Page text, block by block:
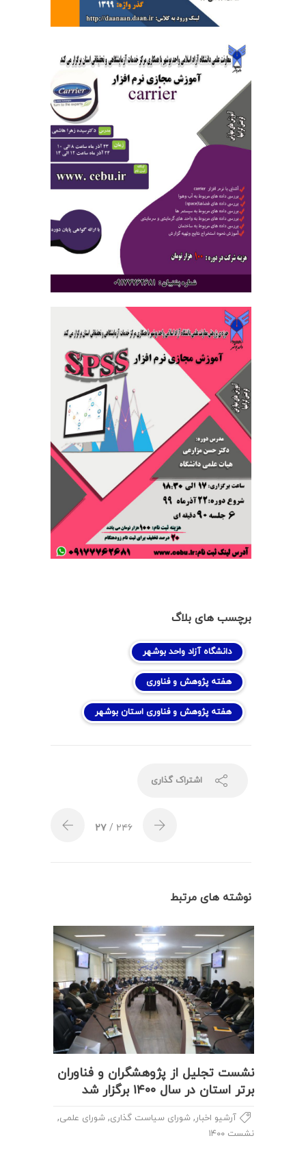
برچسب های بلاگ
دانشگاه آزاد واحد بوشهر
هفته پژوهش و فناوری
هفته پژوهش و فناوری استان بوشهر
اشتراک گذاری
۲۷ / ۲۴۶
نوشته های مرتبط
نشست تجلیل از پژوهشگران و فناوران
برتر استان در سال ۱۴۰۰ برگزار شد
آرشیو اخبار, شورای سیاست گذاری, شورای علمی,
نشست ۱۴۰۰